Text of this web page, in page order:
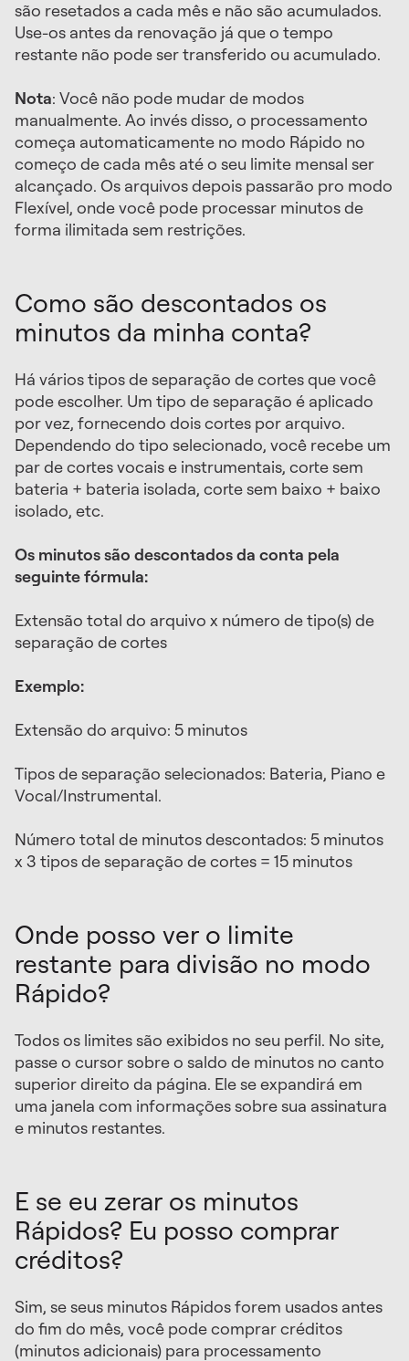
são resetados a cada mês e não são acumulados.
Use-os antes da renovação já que o tempo
restante não pode ser transferido ou acumulado.
Nota: Você não pode mudar de modos
manualmente. Ao invés disso, o processamento
começa automaticamente no modo Rápido no
começo de cada mês até o seu limite mensal ser
alcançado. Os arquivos depois passarão pro modo
Flexível, onde você pode processar minutos de
forma ilimitada sem restrições.
Como são descontados os
minutos da minha conta?
Há vários tipos de separação de cortes que você
pode escolher. Um tipo de separação é aplicado
por vez, fornecendo dois cortes por arquivo.
Dependendo do tipo selecionado, você recebe um
par de cortes vocais e instrumentais, corte sem
bateria + bateria isolada, corte sem baixo + baixo
isolado, etc.
Os minutos são descontados da conta pela
seguinte fórmula:
Extensão total do arquivo x número de tipo(s) de
separação de cortes
Exemplo:
Extensão do arquivo: 5 minutos
Tipos de separação selecionados: Bateria, Piano e
Vocal/Instrumental.
Número total de minutos descontados: 5 minutos
x 3 tipos de separação de cortes = 15 minutos
Onde posso ver o limite
restante para divisão no modo
Rápido?
Todos os limites são exibidos no seu perfil. No site,
passe o cursor sobre o saldo de minutos no canto
superior direito da página. Ele se expandirá em
uma janela com informações sobre sua assinatura
e minutos restantes.
E se eu zerar os minutos
Rápidos? Eu posso comprar
créditos?
Sim, se seus minutos Rápidos forem usados antes
do fim do mês, você pode comprar créditos
(minutos adicionais) para processamento